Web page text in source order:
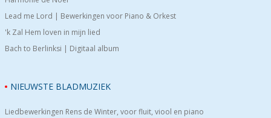
Lead me Lord | Bewerkingen voor Piano & Orkest
'k Zal Hem loven in mijn lied
Bach to Berlinksi | Digitaal album
NIEUWSTE BLADMUZIEK
Liedbewerkingen Rens de Winter, voor fluit, viool en piano